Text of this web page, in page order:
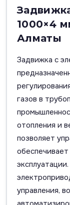
1000×4
Алматы
Задвижка с
газов в
отопления и
позволяет
управления,